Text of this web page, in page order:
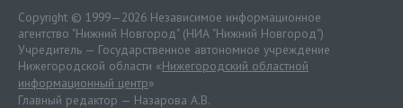
Copyright © 1999—2026 Независимое информационное
агентство "Нижний Новгород" (НИА "Нижний Новгород")
Учредитель — Государственное автономное учреждение
Нижегородской области «Нижегородский областной
информационный центр»
Главный редактор — Назарова А.В.